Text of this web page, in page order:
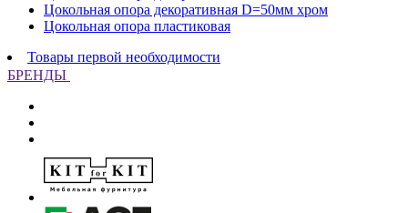
Цокольная опора декоративная D=50мм хром
Цокольная опора пластиковая
Товары первой необходимости
БРЕНДЫ